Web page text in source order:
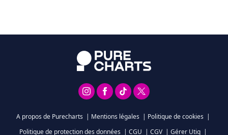
A propos de Purecharts | Mentions légales | Politique de cookies |
Politique de protection des données | CGU | CGV | Gérer Utiq |